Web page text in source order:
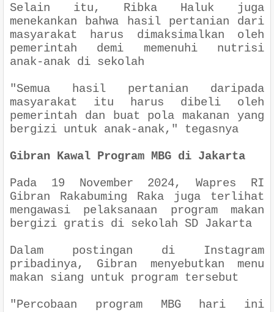
Selain itu, Ribka Haluk juga
menekankan bahwa hasil pertanian dari
masyarakat harus dimaksimalkan oleh
pemerintah demi memenuhi nutrisi
anak-anak di sekolah
"Semua hasil pertanian daripada
masyarakat itu harus dibeli oleh
pemerintah dan buat pola makanan yang
bergizi untuk anak-anak," tegasnya
Gibran Kawal Program MBG di Jakarta
Pada 19 November 2024, Wapres RI
Gibran Rakabuming Raka juga terlihat
mengawasi pelaksanaan program makan
bergizi gratis di sekolah SD Jakarta
Dalam postingan di Instagram
pribadinya, Gibran menyebutkan menu
makan siang untuk program tersebut
"Percobaan program MBG hari ini